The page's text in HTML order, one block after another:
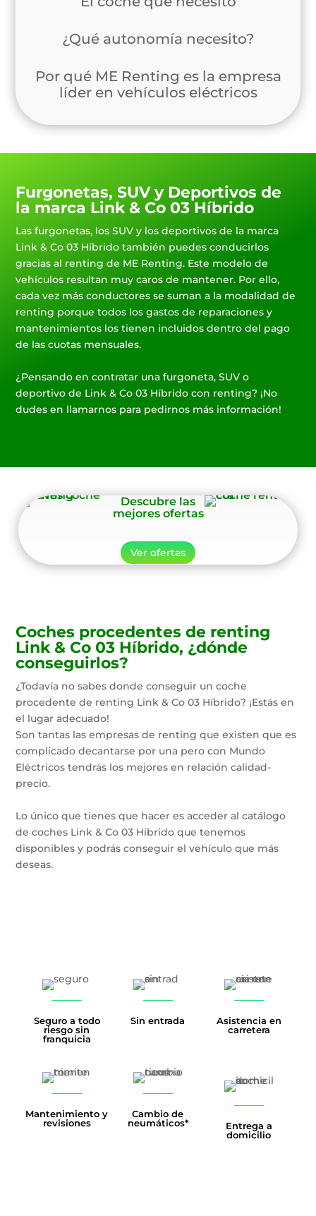
¿Qué autonomía necesito?
Por qué ME Renting es la empresa
líder en vehículos eléctricos
Furgonetas, SUV y Deportivos de
la marca Link & Co 03 Híbrido
Las furgonetas, los SUV y los deportivos de la marca
Link & Co 03 Híbrido también puedes conducirlos
gracias al renting de ME Renting. Este modelo de
vehículos resultan muy caros de mantener. Por ello,
cada vez más conductores se suman a la modalidad de
renting porque todos los gastos de reparaciones y
mantenimientos los tienen incluidos dentro del pago
de las cuotas mensuales.
¿Pensando en contratar una furgoneta, SUV o
deportivo de Link & Co 03 Híbrido con renting? ¡No
dudes en llamarnos para pedirnos más información!
Descubre las
mejores ofertas
Ver ofertas
Coches procedentes de renting
Link & Co 03 Híbrido, ¿dónde
conseguirlos?
¿Todavía no sabes donde conseguir un coche
procedente de renting Link & Co 03 Híbrido? ¡Estás en
el lugar adecuado!
Son tantas las empresas de renting que existen que es
complicado decantarse por una pero con Mundo
Eléctricos tendrás los mejores en relación calidad-
precio.
Lo único que tienes que hacer es acceder al catálogo
de coches Link & Co 03 Híbrido que tenemos
disponibles y podrás conseguir el vehículo que más
deseas.
Seguro a todo
riesgo sin
franquicia
Sin entrada
Asistencia en
carretera
Mantenimiento y
revisiones
Cambio de
neumáticos*
Entrega a
domicilio